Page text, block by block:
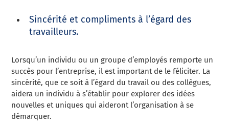
Sincérité et compliments à l’égard des
travailleurs.
Lorsqu’un individu ou un groupe d’employés remporte un
succès pour l’entreprise, il est important de le féliciter. La
sincérité, que ce soit à l’égard du travail ou des collègues,
aidera un individu à s’établir pour explorer des idées
nouvelles et uniques qui aideront l’organisation à se
démarquer.